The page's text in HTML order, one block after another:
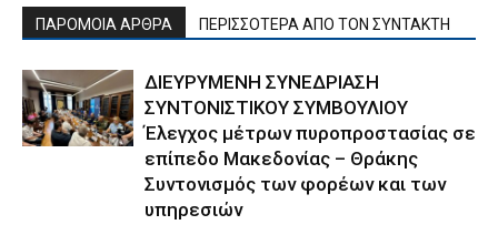
ΠΑΡΟΜΟΙΑ ΑΡΘΡΑ ΠΕΡΙΣΣΟΤΕΡΑ ΑΠΟ ΤΟΝ ΣΥΝΤΑΚΤΗ
ΔΙΕΥΡΥΜΕΝΗ ΣΥΝΕΔΡΙΑΣΗ
ΣΥΝΤΟΝΙΣΤΙΚΟΥ ΣΥΜΒΟΥΛΙΟΥ
Έλεγχος μέτρων πυροπροστασίας σε
επίπεδο Μακεδονίας – Θράκης
Συντονισμός των φορέων και των
υπηρεσιών